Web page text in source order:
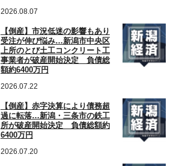
2026.08.07
【倒産】市況低迷の影響もあり
受注が伸び悩み…新潟市中央区
上所のとび土工コンクリート工
事業者が破産開始決定 負債総
額約6400万円
2026.07.22
【倒産】赤字決算により債務超
過に転落…新潟・三条市の鉄工
所が破産開始決定 負債総額約
6400万円
2026.07.20